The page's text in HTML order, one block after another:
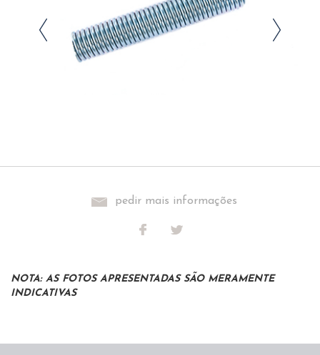
pedir mais informações
NOTA: AS FOTOS APRESENTADAS SÃO MERAMENTE
INDICATIVAS